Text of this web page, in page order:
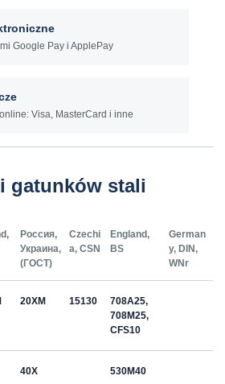
Google Pay i ApplePay
Visa, MasterCard i inne
gatunków stali
Россия,
Украина,
(ГОСТ)
Czechi
a, CSN
England,
BS
German
y, DIN,
WNr
20ХМ 15130
708A25,
708M25,
CFS10
40Х 530M40